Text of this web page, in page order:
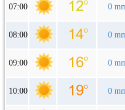
07:00 0
08:00 0
09:00 0
10:00 0